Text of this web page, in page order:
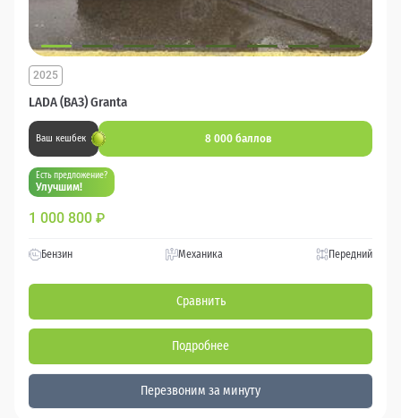
LADA (ВАЗ) Granta
2025
Ваш кешбек 8 000 баллов
Есть предложение?
Улучшим!
1 000 800 ₽
Бензин Механика Передний
Сравнить
Подробнее
Перезвоним за минуту